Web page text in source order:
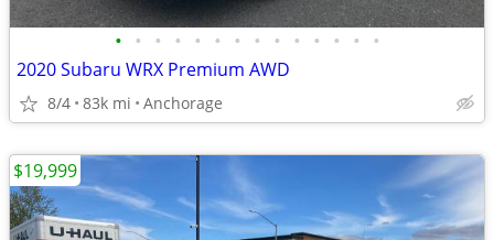
• • • • • • • • • • • • • •
2020 Subaru WRX Premium AWD
8/4 83k mi Anchorage
$19,999